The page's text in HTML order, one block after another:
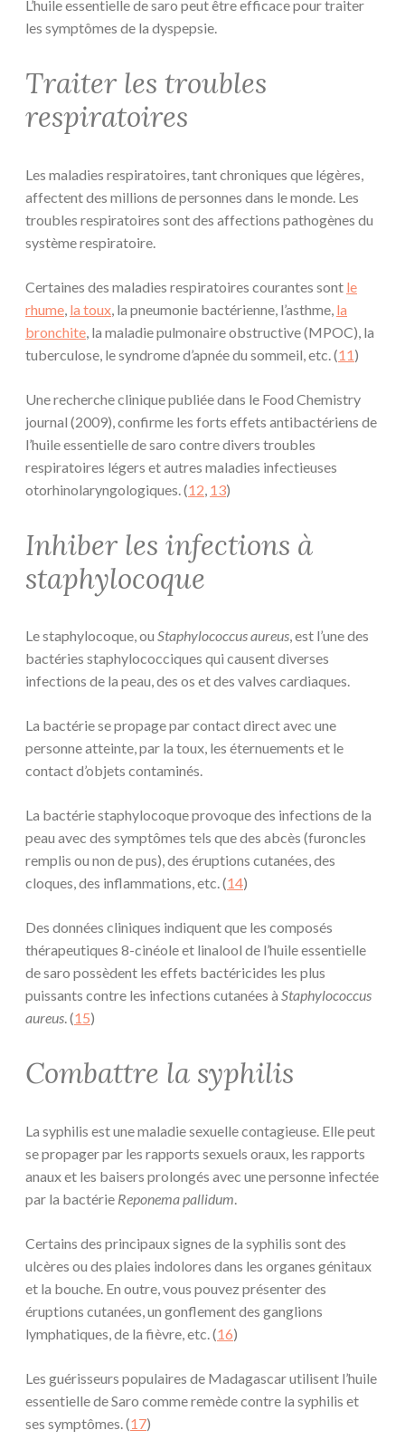
L’huile essentielle de saro peut être efficace pour traiter
les symptômes de la dyspepsie.
Traiter les troubles
respiratoires
Les maladies respiratoires, tant chroniques que légères,
affectent des millions de personnes dans le monde. Les
troubles respiratoires sont des affections pathogènes du
système respiratoire.
Certaines des maladies respiratoires courantes sont le
rhume la toux , la pneumonie bactérienne, l’asthme, la
bronchite , la maladie pulmonaire obstructive (MPOC), la
tuberculose, le syndrome d’apnée du sommeil, etc. (11 )
Une recherche clinique publiée dans le Food Chemistry
journal (2009), confirme les forts effets antibactériens de
l’huile essentielle de saro contre divers troubles
respiratoires légers et autres maladies infectieuses
otorhinolaryngologiques. (12 13)
Inhiber les infections à
staphylocoque
Le staphylocoque, ou Staphylococcus aureus, est l’une des
bactéries staphylococciques qui causent diverses
infections de la peau, des os et des valves cardiaques.
La bactérie se propage par contact direct avec une
personne atteinte, par la toux, les éternuements et le
contact d’objets contaminés.
La bactérie staphylocoque provoque des infections de la
peau avec des symptômes tels que des abcès (furoncles
remplis ou non de pus), des éruptions cutanées, des
cloques, des inflammations, etc. (14)
Des données cliniques indiquent que les composés
thérapeutiques 8-cinéole et linalool de l’huile essentielle
de saro possèdent les effets bactéricides les plus
puissants contre les infections cutanées à Staphylococcus
aureus. (15)
Combattre la syphilis
La syphilis est une maladie sexuelle contagieuse. Elle peut
se propager par les rapports sexuels oraux, les rapports
anaux et les baisers prolongés avec une personne infectée
par la bactérie Reponema pallidum
Certains des principaux signes de la syphilis sont des
ulcères ou des plaies indolores dans les organes génitaux
et la bouche. En outre, vous pouvez présenter des
éruptions cutanées, un gonflement des ganglions
lymphatiques, de la fièvre, etc. (16)
Les guérisseurs populaires de Madagascar utilisent l’huile
essentielle de Saro comme remède contre la syphilis et
ses symptômes. (17)